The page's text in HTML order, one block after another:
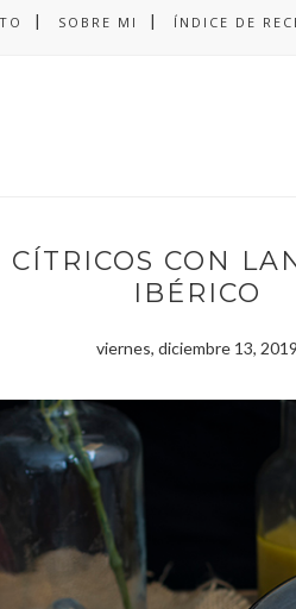
SOBRE MI ÍNDICE DE
CON
IBÉRICO
viernes, diciembre 13, 2019